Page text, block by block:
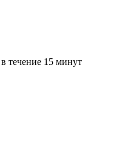
течение 15 минут